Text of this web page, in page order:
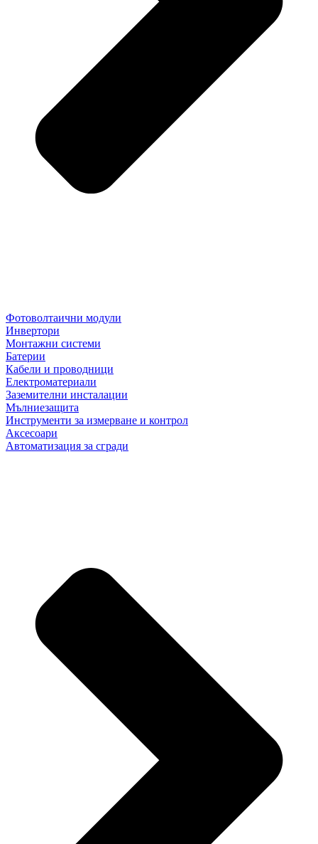
Фотоволтаични модули
Инвертори
Монтажни системи
Батерии
Кабели и проводници
Електроматериали
Заземителни инсталации
Мълниезащита
Инструменти за измерване и контрол
Аксесоари
Автоматизация за сгради